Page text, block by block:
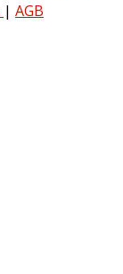
| AGB